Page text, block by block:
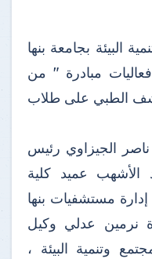
البيئة بجامعة بنها
مبادرة " من
الطبي على طلاب
ناصر الجيزاوي رئيس
الأشهب عميد كلية
مستشفيات بنها
نرمين عدلي وكيل
وتنمية البيئة ،